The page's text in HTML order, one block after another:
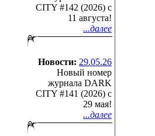
CITY #142 (2026) c
11 августа!
...далее
Новости: 29.05.26
Новый номер
журнала DARK
CITY #141 (2026) c
29 мая!
...далее